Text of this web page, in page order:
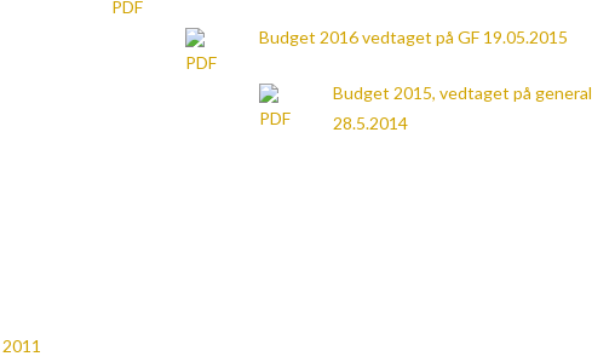
Budget 2016 vedtaget på GF 19.05.2015
Budget 2015, vedtaget på
28.5.2014